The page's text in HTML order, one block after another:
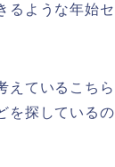
るような年始セ
えているこちら
を探しているの